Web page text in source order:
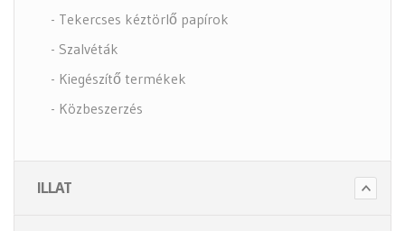
- Tekercses kéztörlő papírok
- Szalvéták
- Kiegészítő termékek
- Közbeszerzés
- Törlő és tisztító papírok
ILLAT